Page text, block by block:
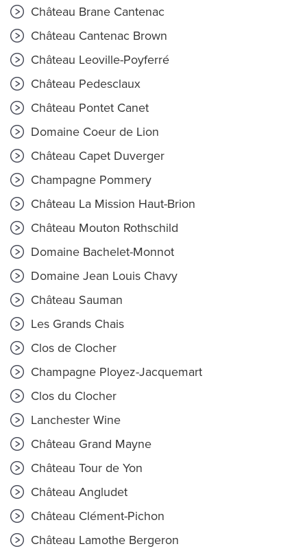
Château Brane Cantenac
Château Cantenac Brown
Château Leoville-Poyferré
Château Pedesclaux
Château Pontet Canet
Domaine Coeur de Lion
Château Capet Duverger
Champagne Pommery
Château La Mission Haut-Brion
Château Mouton Rothschild
Domaine Bachelet-Monnot
Domaine Jean Louis Chavy
Château Sauman
Les Grands Chais
Clos de Clocher
Champagne Ployez-Jacquemart
Clos du Clocher
Lanchester Wine
Château Grand Mayne
Château Tour de Yon
Château Angludet
Château Clément-Pichon
Château Lamothe Bergeron